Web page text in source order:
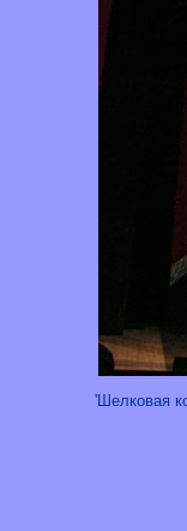
'Шелковая